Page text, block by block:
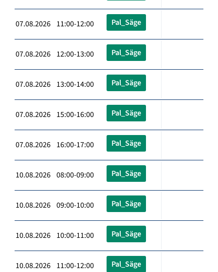
07.08.2026 11:00-12:00 Pal_Säge
07.08.2026 12:00-13:00 Pal_Säge
07.08.2026 13:00-14:00 Pal_Säge
07.08.2026 15:00-16:00 Pal_Säge
07.08.2026 16:00-17:00 Pal_Säge
10.08.2026 08:00-09:00 Pal_Säge
10.08.2026 09:00-10:00 Pal_Säge
10.08.2026 10:00-11:00 Pal_Säge
10.08.2026 11:00-12:00 Pal_Säge